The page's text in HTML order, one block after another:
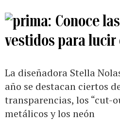
Conoce
vestidos para lucir
La diseñadora Stella
año se destacan ciertos
transparencias, los “cut-
metálicos y los neón